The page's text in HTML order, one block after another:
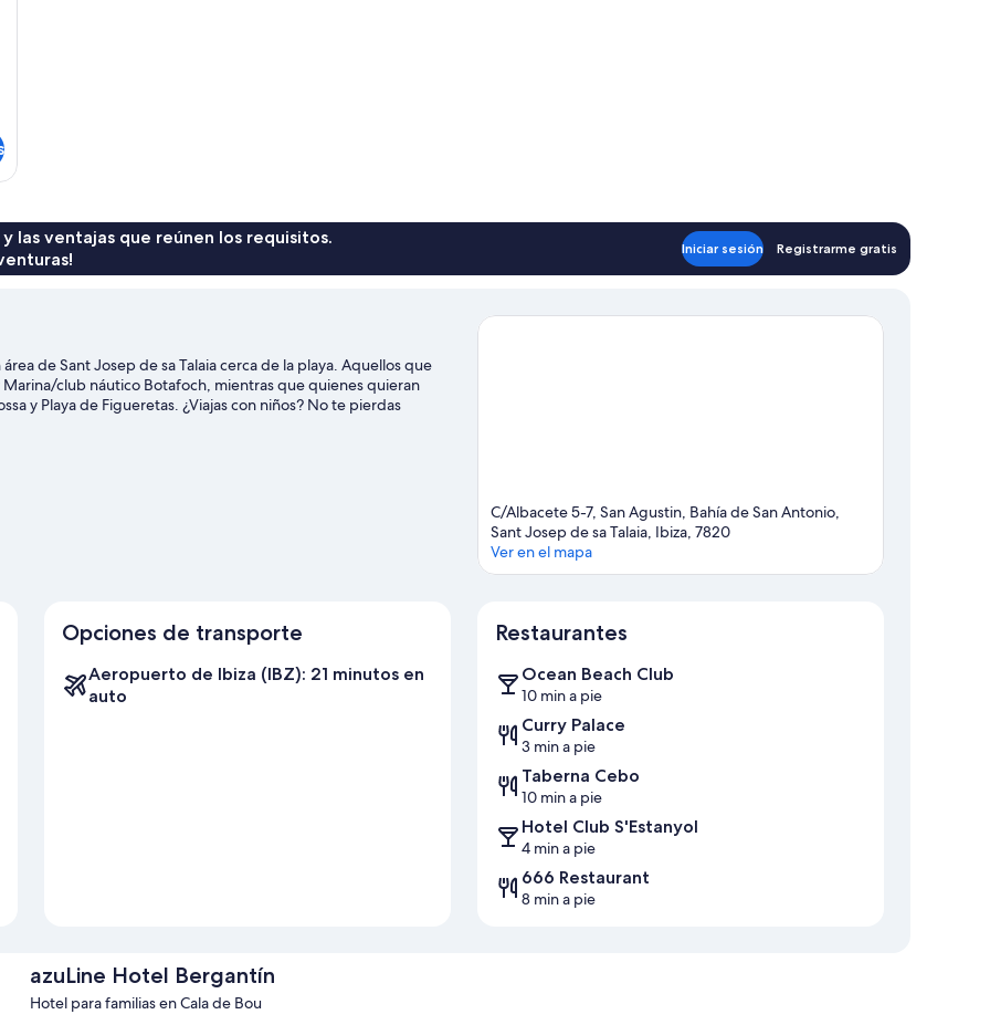
las ventajas que reúnen los requisitos.
Iniciar sesión Registrarme gratis
de Sant Josep de sa Talaia cerca de la playa. Aquellos que
club náutico Botafoch, mientras que quienes quieran
y Playa de Figueretas. ¿Viajas con niños? No te pierdas
Ibiza Sea Dreams.
C/Albacete 5-7, San Agustin, Bahía de San Antonio,
Sant Josep de sa Talaia, Ibiza, 7820
Ver en el mapa
Opciones de transporte
Aeropuerto de Ibiza (IBZ): 21 minutos en
auto
Restaurantes
Ocean Beach Club
10 min a pie
Curry Palace
3 min a pie
Taberna Cebo
10 min a pie
Hotel Club S'Estanyol
4 min a pie
666 Restaurant
8 min a pie
azuLine Hotel Bergantín
Hotel para familias en Cala de Bou